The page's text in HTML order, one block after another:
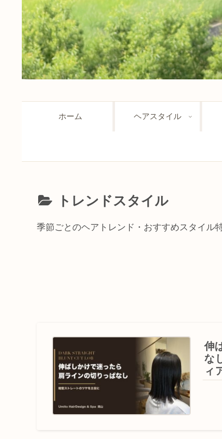
ホーム ヘアスタイル
トレンドスタイル
季節ごとのヘアトレンド・おすすめスタイル
伸
な
ィ